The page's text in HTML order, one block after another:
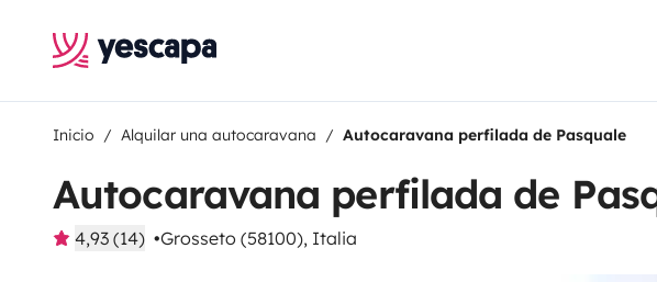
Inicio Alquilar una autocaravana Autocaravana perfilada de Pasquale
Autocaravana perfilada de
4,93 (14) Grosseto (58100), Italia